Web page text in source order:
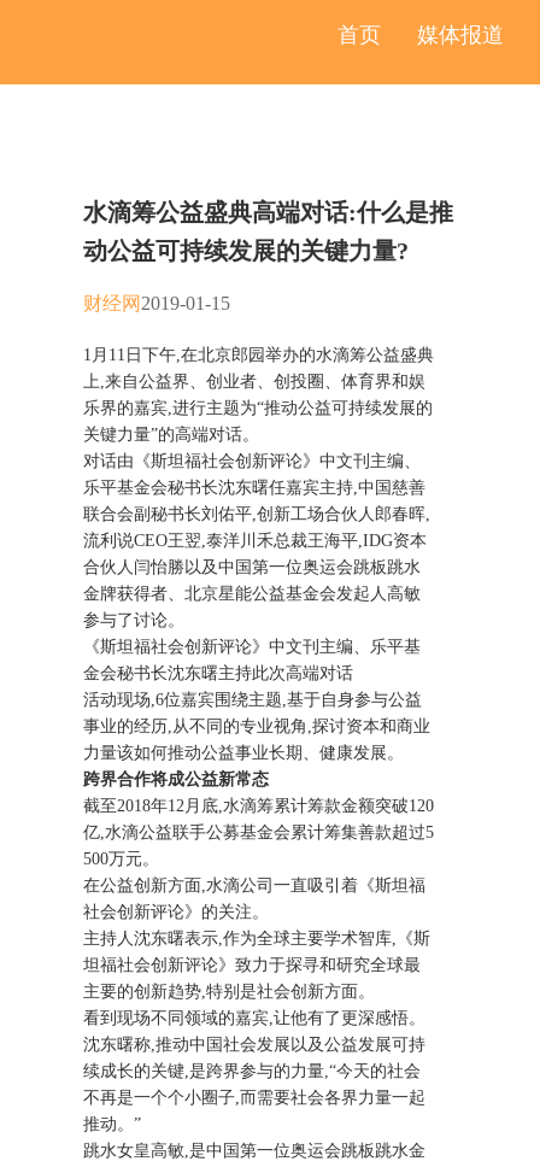
媒体报道
首页
水滴筹公益盛典高端对话:什么是推
动公益可持续发展的关键力量?
财经网 2019-01-15
1月11日下午,在北京郎园举办的水滴筹公益盛典
上,来自公益界、创业者、创投圈、体育界和娱
乐界的嘉宾,进行主题为“推动公益可持续发展的
关键力量”的高端对话。
对话由《斯坦福社会创新评论》中文刊主编、
乐平基金会秘书长沈东曙任嘉宾主持,中国慈善
联合会副秘书长刘佑平,创新工场合伙人郎春晖,
流利说CEO王翌,泰洋川禾总裁王海平,IDG资本
合伙人闫怡勝以及中国第一位奥运会跳板跳水
金牌获得者、北京星能公益基金会发起人高敏
参与了讨论。
《斯坦福社会创新评论》中文刊主编、乐平基
金会秘书长沈东曙主持此次高端对话
活动现场,6位嘉宾围绕主题,基于自身参与公益
事业的经历,从不同的专业视角,探讨资本和商业
力量该如何推动公益事业长期、健康发展。
跨界合作将成公益新常态
截至2018年12月底,水滴筹累计筹款金额突破120
亿,水滴公益联手公募基金会累计筹集善款超过5
500万元。
在公益创新方面,水滴公司一直吸引着《斯坦福
社会创新评论》的关注。
主持人沈东曙表示,作为全球主要学术智库,《斯
坦福社会创新评论》致力于探寻和研究全球最
主要的创新趋势,特别是社会创新方面。
看到现场不同领域的嘉宾,让他有了更深感悟。
沈东曙称,推动中国社会发展以及公益发展可持
续成长的关键,是跨界参与的力量,“今天的社会
不再是一个个小圈子,而需要社会各界力量一起
推动。”
跳水女皇高敏,是中国第一位奥运会跳板跳水金